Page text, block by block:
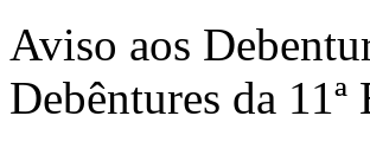
Aviso aos
Debêntures da 11ª